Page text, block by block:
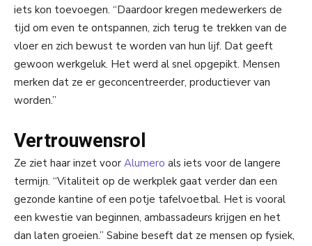
iets kon toevoegen. “Daardoor kregen medewerkers de
tijd om even te ontspannen, zich terug te trekken van de
vloer en zich bewust te worden van hun lijf. Dat geeft
gewoon werkgeluk. Het werd al snel opgepikt. Mensen
merken dat ze er geconcentreerder, productiever van
worden.”
Vertrouwensrol
Ze ziet haar inzet voor Alumero als iets voor de langere
termijn. “Vitaliteit op de werkplek gaat verder dan een
gezonde kantine of een potje tafelvoetbal. Het is vooral
een kwestie van beginnen, ambassadeurs krijgen en het
dan laten groeien.” Sabine beseft dat ze mensen op fysiek,